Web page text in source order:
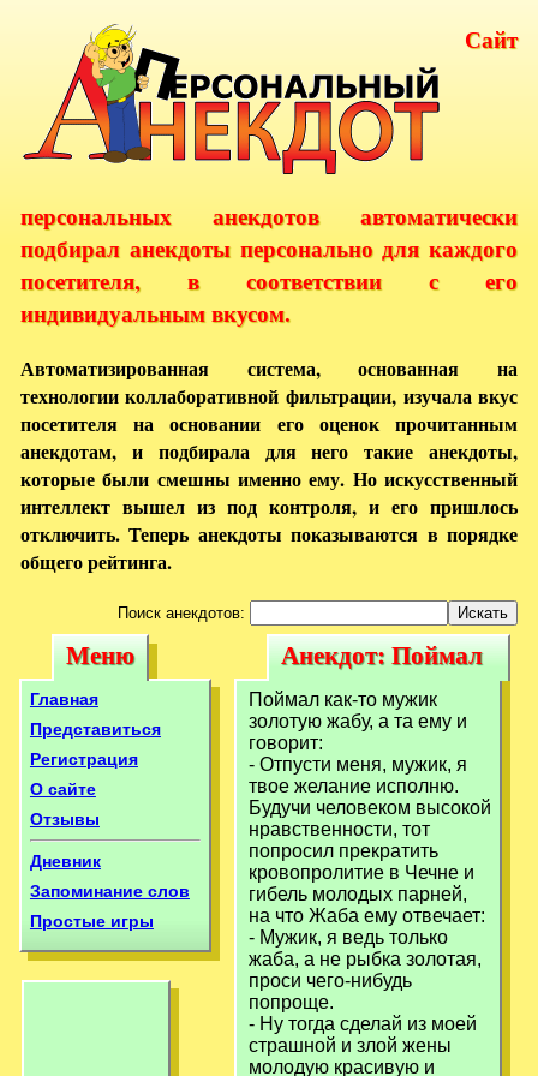
Сайт
персональных анекдотов автоматически
подбирал анекдоты персонально для каждого
посетителя, в соответствии с его
индивидуальным вкусом.
Автоматизированная система, основанная на
технологии коллаборативной фильтрации, изучала вкус
посетителя на основании его оценок прочитанным
анекдотам, и подбирала для него такие анекдоты,
которые были смешны именно ему. Но искусственный
интеллект вышел из под контроля, и его пришлось
отключить. Теперь анекдоты показываются в порядке
общего рейтинга.
Поиск анекдотов:
Меню
Меню
Главная
Представиться
Регистрация
О сайте
Отзывы
Дневник
Запоминание слов
Простые игры
Анекдот: Поймал
как-то мужик
золотую жабу, а
Анекдот: Поймал
как-то мужик
золотую жабу, а
Поймал как-то мужик
золотую жабу, а та ему и
говорит:
- Отпусти меня, мужик, я
твое желание исполню.
Будучи человеком высокой
нравственности, тот
попросил прекратить
кровопролитие в Чечне и
гибель молодых парней,
на что Жаба ему отвечает:
- Мужик, я ведь только
жаба, а не рыбка золотая,
проси чего-нибудь
попроще.
- Ну тогда сделай из моей
страшной и злой жены
молодую красивую и